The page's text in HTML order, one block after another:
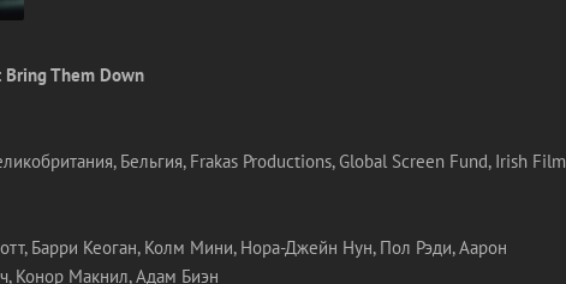
Bring Them Down
Бельгия, Frakas Productions, Global Screen Fund, Irish Film
Барри Кеоган, Колм Мини, Нора-Джейн Нун, Пол Рэди, Аарон
Конор Макнил, Адам Биэн